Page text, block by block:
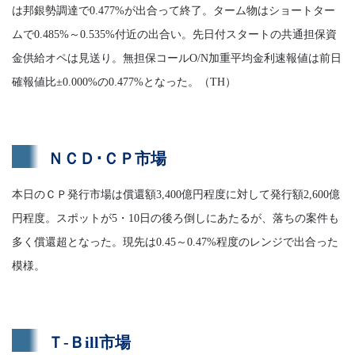
は邦銀勢調達で0.477%が出合って終了。ターム物はショートター
ムで0.485%～0.535%付近の出合い。先日付スタートの共通担保資
金供給オペは見送り。無担保コールO/N加重平均金利速報値は前日
確報値比±0.000%の0.477%となった。（TH）
ＮＣＤ･ＣＰ市場
本日のＣＰ発行市場は償還額3,400億円程度に対して発行額2,600億
円程度。スポットが5・10日の後ろ倒しにあたるが、落ちの案件も
多く償還超となった。現先は0.45～0.47%程度のレンジで出合った
模様。
Ｔ-Ｂill市場